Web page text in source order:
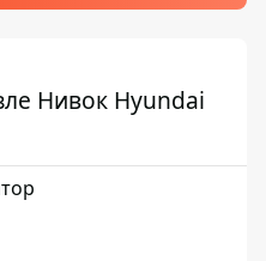
Нивок Hyundai